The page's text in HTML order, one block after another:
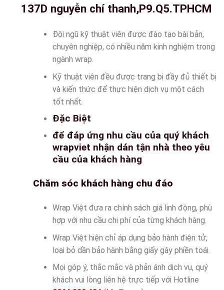
137D nguyễn chí thanh,P9.Q5.TPHCM
Đội ngũ kỹ thuật viên được đào tạo bài bản,
chuyên nghiệp, có nhiều năm kinh nghiệm trong
ngành wrap.
Kỹ thuật viên đều được trang bị đầy đủ thiết bị
và kiến thức để thực hiện dịch vụ một cách
tốt nhất.
Đặc Biệt
để đáp ứng nhu cầu của quý khách
wrapviet nhận dán tận nhà theo yêu
cầu của khách hàng
Chăm sóc khách hàng chu đáo
Wrap Việt đưa ra chính sách giá linh động, phù
hợp với nhu cầu chi phí của từng khách hàng.
Wrap Việt hiện chỉ áp dụng bảo hành điện tử,
loại bỏ dần bảo hành bằng giấy gây phiền toái.
Mọi góp ý, thắc mắc và phản ánh dịch vụ, quý
khách vui lòng liên hệ trực tiếp với Hotline